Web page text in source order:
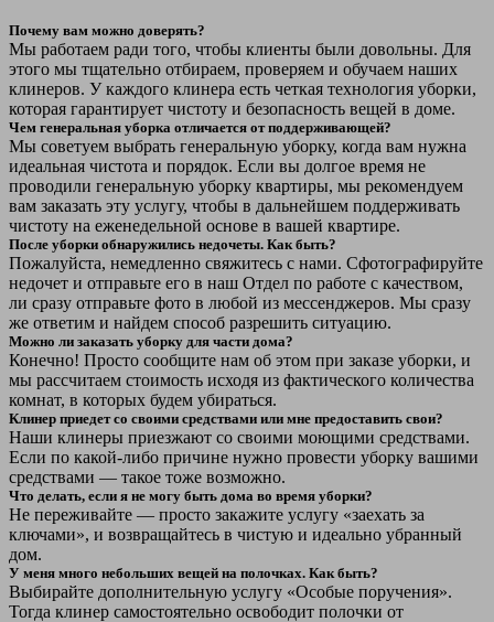
Почему вам можно доверять?
Мы работаем ради того, чтобы клиенты были довольны. Для
этого мы тщательно отбираем, проверяем и обучаем наших
клинеров. У каждого клинера есть четкая технология уборки,
которая гарантирует чистоту и безопасность вещей в доме.
Чем генеральная уборка отличается от поддерживающей?
Мы советуем выбрать генеральную уборку, когда вам нужна
идеальная чистота и порядок. Если вы долгое время не
проводили генеральную уборку квартиры, мы рекомендуем
вам заказать эту услугу, чтобы в дальнейшем поддерживать
чистоту на еженедельной основе в вашей квартире.
После уборки обнаружились недочеты. Как быть?
Пожалуйста, немедленно свяжитесь с нами. Сфотографируйте
недочет и отправьте его в наш Отдел по работе с качеством,
ли сразу отправьте фото в любой из мессенджеров. Мы сразу
же ответим и найдем способ разрешить ситуацию.
Можно ли заказать уборку для части дома?
Конечно! Просто сообщите нам об этом при заказе уборки, и
мы рассчитаем стоимость исходя из фактического количества
комнат, в которых будем убираться.
Клинер приедет со своими средствами или мне предоставить свои?
Наши клинеры приезжают со своими моющими средствами.
Если по какой-либо причине нужно провести уборку вашими
средствами — такое тоже возможно.
Что делать, если я не могу быть дома во время уборки?
Не переживайте — просто закажите услугу «заехать за
ключами», и возвращайтесь в чистую и идеально убранный
дом.
У меня много небольших вещей на полочках. Как быть?
Выбирайте дополнительную услугу «Особые поручения».
Тогда клинер самостоятельно освободит полочки от